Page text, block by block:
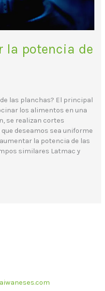
la potencia de
las planchas? El principal
los alimentos en una
se realizan cortes
deseamos sea uniforme
la potencia de las
similares Latmac y